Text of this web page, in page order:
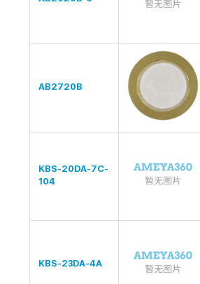
AB2720B
KBS-20DA-7C-
104
KBS-23DA-4A